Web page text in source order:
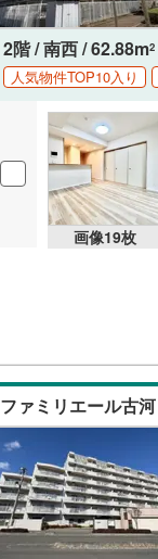
2階 / 南西 / 62.88m2
人気物件TOP10入り
画像19枚
ファミリエール古河